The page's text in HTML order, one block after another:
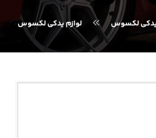
یدکی لکسوس لوازم یدکی لکسوس GS